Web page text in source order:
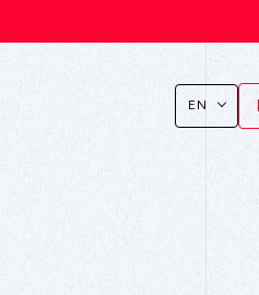
EN